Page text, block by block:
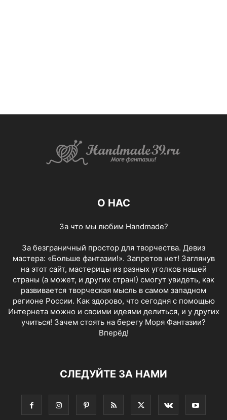
О НАС
За что мы любим Handmade?
За безграничный простор для творчества. Девиз
мастера: «Больше фантазии!». Запретов нет! Заглянув
на этот сайт, мастерицы из разных уголков нашей
страны (а может, и других стран!) смогут увидеть, как
развивается творческая мысль в самом западном
регионе России. Как здорово, что сегодня с помощью
Интернета можно и своими идеями делиться, и у других
учиться! Зачем стоять на берегу Моря Фантазии?
Вперёд!
СЛЕДУЙТЕ ЗА НАМИ